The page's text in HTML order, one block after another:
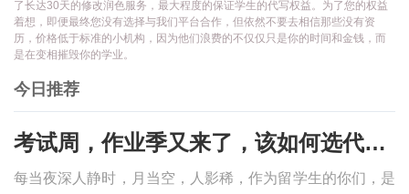
了长达30天的修改润色服务，最大程度的保证学生的代写权益。为了您的权益
着想，即便最终您没有选择与我们平台合作，但依然不要去相信那些没有资
历，价格低于标准的小机构，因为他们浪费的不仅仅只是你的时间和金钱，而
是在变相摧毁你的学业。
今日推荐
考试周，作业季又来了，该如何选代写？便宜的代写、代考会有哪些问题？
每当夜深人静时，月当空，人影稀，作为留学生的你们，是